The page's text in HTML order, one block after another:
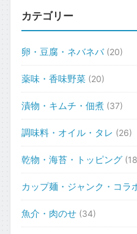
カテゴリー
卵・豆腐・ネバネバ (20)
薬味・香味野菜 (20)
漬物・キムチ・佃煮 (37)
調味料・オイル・タレ (26)
乾物・海苔・トッピング
カップ麺・ジャンク・コラ
魚介・肉のせ (34)